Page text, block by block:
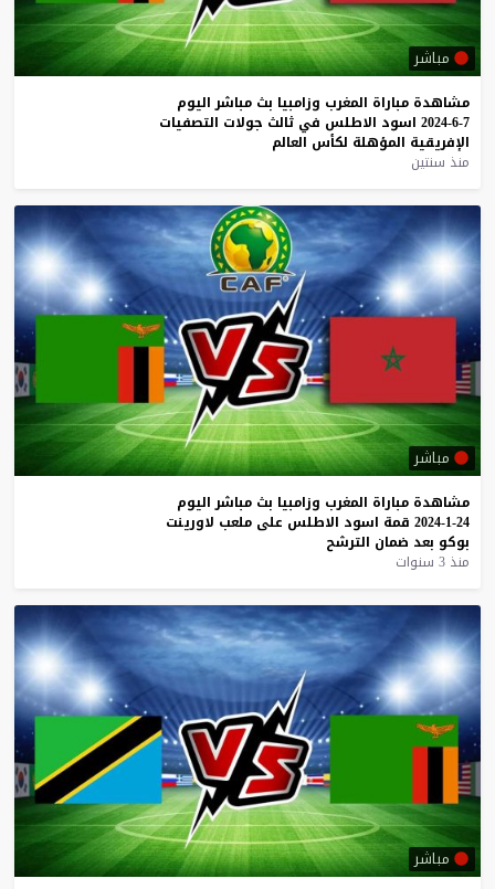
مباشر
مشاهدة مباراة المغرب وزامبيا بث مباشر اليوم
7-6-2024
اسود الاطلس في ثالث جولات التصفيات
الإفريقية المؤهلة لكأس العالم
منذ سنتين
مباشر
مشاهدة مباراة المغرب وزامبيا بث مباشر اليوم
24-1-2024
قمة اسود الاطلس على ملعب لاورينت
بوكو بعد ضمان الترشح
منذ 3 سنوات
مباشر